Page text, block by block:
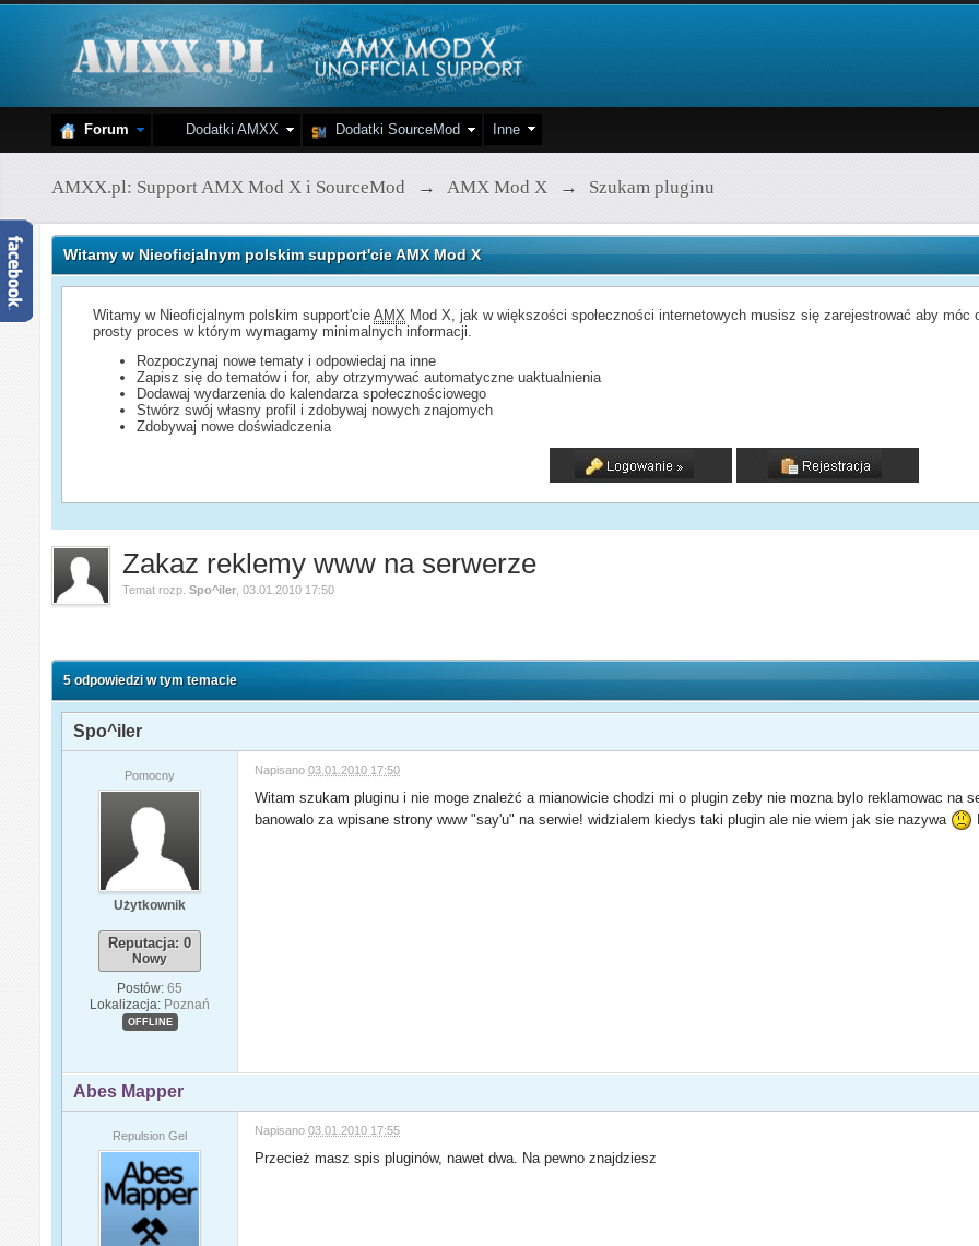
Forum Dodatki AMXX Dodatki SourceMod Inne
AMXX.pl: Support AMX Mod X i SourceMod → AMX Mod X → Szukam pluginu
Witamy w Nieoficjalnym polskim support'cie AMX Mod X
Witamy w Nieoficjalnym polskim support'cieAMX Mod X, jak w większości społeczności internetowych musisz się zarejestrować aby
prosty proces w którym wymagamy minimalnych informacji.
Rozpoczynaj nowe tematy i odpowiedaj na inne
Zapisz się do tematów i for, aby otrzymywać automatyczne uaktualnienia
Dodawaj wydarzenia do kalendarza społecznościowego
Stwórz swój własny profil i zdobywaj nowych znajomych
Zdobywaj nowe doświadczenia
Zakaz reklemy www na serwerze
Temat rozp.Spo^iler ,03.01.2010 17:50
5 odpowiedzi w tym temacie
Spo^iler
Pomocny
Użytkownik
Reputacja: 0
Nowy
Postów: 65
Lokalizacja: Poznań
OFFLINE
Napisano03.01.2010 17:50
Witam szukam pluginu i nie moge znależć a mianowicie chodzi mi o plugin zeby nie mozna bylo reklamowac na
banowalo za wpisane strony www "say'u" na serwie! widzialem kiedys taki plugin ale nie wiem jak sie nazywa
Abes Mapper
Repulsion Gel Napisano03.01.2010 17:55
Przecież masz spis pluginów, nawet dwa. Na pewno znajdziesz